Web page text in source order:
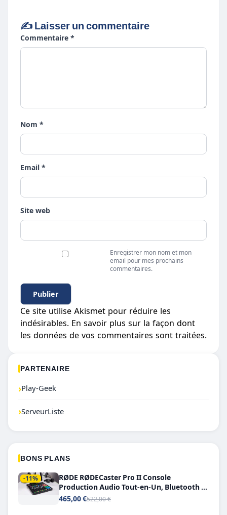
✍️ Laisser un commentaire
Commentaire *
Nom *
Email *
Site web
Enregistrer mon nom et mon
email pour mes prochains
commentaires.
Ce site utilise Akismet pour réduire les
indésirables. En savoir plus sur la façon dont
les données de vos commentaires sont traitées.
PARTENAIRE
›Play-Geek
›ServeurListe
BONS PLANS
-11%
RØDE RØDECaster Pro II Console
Production Audio Tout-en-Un, Bluetooth et
Double USB-C
465,00 €522,00 €